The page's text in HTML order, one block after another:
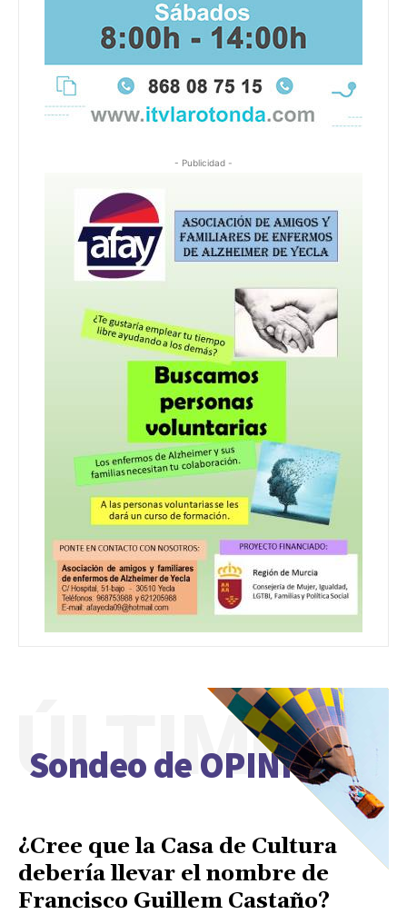
- Publicidad -
Sondeo de OPINIÓN
ÚLTIMO
¿Cree que la Casa de Cultura
debería llevar el nombre de
Francisco Guillem Castaño?